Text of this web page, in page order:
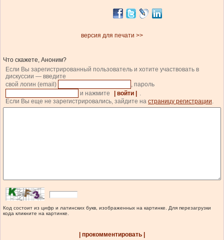
версия для печати >>
Что скажете, Аноним?
Если Вы зарегистрированный пользователь и хотите участвовать в
дискуссии — введите
свой логин (email)
, пароль
и нажмите
| войти |
.
Если Вы еще не зарегистрировались, зайдите на страницу регистрации.
Код состоит из цифр и латинских букв, изображенных на картинке. Для перезагрузки
кода кликните на картинке.
| прокомментировать |